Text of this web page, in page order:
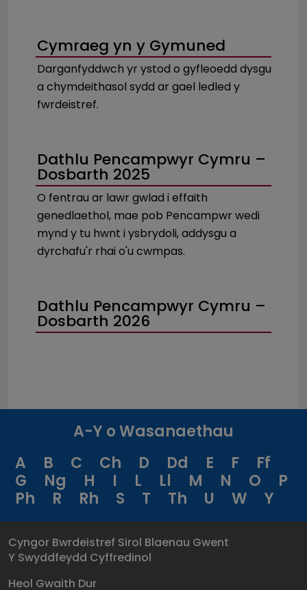
Cymraeg yn y Gymuned
Darganfyddwch yr ystod o gyfleoedd dysgu
a chymdeithasol sydd ar gael ledled y
fwrdeistref.
Dathlu Pencampwyr Cymru –
Dosbarth 2025
O fentrau ar lawr gwlad i effaith
genedlaethol, mae pob Pencampwr wedi
mynd y tu hwnt i ysbrydoli, addysgu a
dyrchafu'r rhai o'u cwmpas.
Dathlu Pencampwyr Cymru –
Dosbarth 2026
A-Y o Wasanaethau
A
B C Ch D Dd E F
Ff
G
Ng H I L Ll M N O
P
Ph
R Rh S T Th U W Y
Cyngor Bwrdeistref Sirol Blaenau Gwent
Y Swyddfeydd Cyffredinol
Heol Gwaith Dur